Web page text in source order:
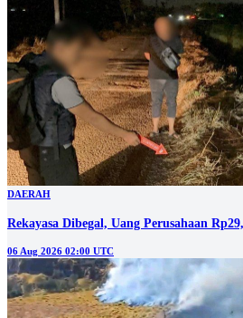
DAERAH
Rekayasa Dibegal, Uang Perusahaan
06 Aug 2026 02:00 UTC